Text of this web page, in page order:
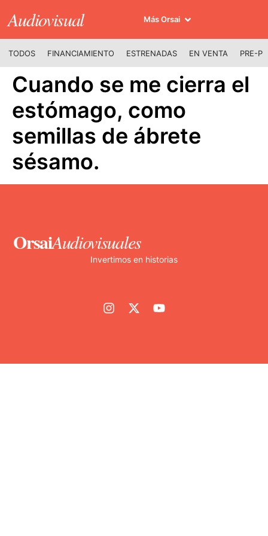
Audiovisual Más Orsai
TODOS FINANCIAMIENTO ESTRENADAS EN VENTA PRE-
Cuando se me cierra el
estómago, como
semillas de ábrete
sésamo.
OrsaiAudiovisuales
Invertimos en historias